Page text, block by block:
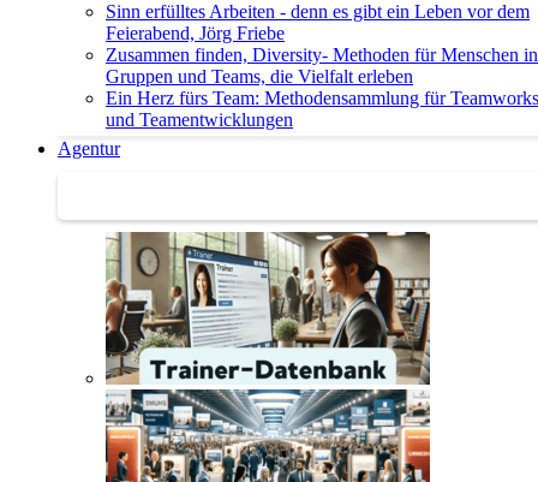
Sinn erfülltes Arbeiten - denn es gibt ein Leben vor dem
Feierabend, Jörg Friebe
Zusammen finden, Diversity- Methoden für Menschen in
Gruppen und Teams, die Vielfalt erleben
Ein Herz fürs Team: Methodensammlung für
und Teamentwicklungen
Agentur